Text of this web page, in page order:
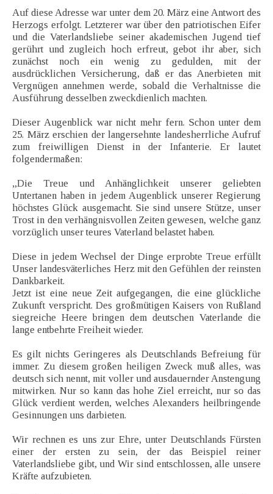
Auf diese Adresse war unter dem 20. März eine Antwort des
Herzogs erfolgt. Letzterer war über den patriotischen Eifer
und die Vaterlandsliebe seiner akademischen Jugend tief
gerührt und zugleich hoch erfreut, gebot ihr aber, sich
zunächst noch ein wenig zu gedulden, mit der
ausdrücklichen Versicherung, daß er das Anerbieten mit
Vergnügen annehmen werde, sobald die Verhaltnisse die
Ausführung desselben zweckdienlich machten.
Dieser Augenblick war nicht mehr fern. Schon unter dem
25. März erschien der langersehnte landesherrliche Aufruf
zum freiwilligen Dienst in der Infanterie. Er lautet
folgendermaßen:
„Die Treue und Anhänglichkeit unserer geliebten
Untertanen haben in jedem Augenblick unserer Regierung
höchstes Glück ausgemacht. Sie sind unsere Stütze, unser
Trost in den verhängnisvollen Zeiten gewesen, welche ganz
vorzüglich unser teures Vaterland belastet haben.
Diese in jedem Wechsel der Dinge erprobte Treue erfüllt
Unser landesväterliches Herz mit den Gefühlen der reinsten
Dankbarkeit.
Jetzt ist eine neue Zeit aufgegangen, die eine glückliche
Zukunft verspricht. Des großmütigen Kaisers von Rußland
siegreiche Heere bringen dem deutschen Vaterlande die
lange entbehrte Freiheit wieder.
Es gilt nichts Geringeres als Deutschlands Befreiung für
immer. Zu diesem großen heiligen Zweck muß alles, was
deutsch sich nennt, mit voller und ausdauernder Anstengung
mitwirken. Nur so kann das hohe Ziel erreicht, nur so das
Glück verdient werden, welches Alexanders heilbringende
Gesinnungen uns darbieten.
Wir rechnen es uns zur Ehre, unter Deutschlands Fürsten
einer der ersten zu sein, der das Beispiel reiner
Vaterlandsliebe gibt, und Wir sind entschlossen, alle unsere
Kräfte aufzubieten.